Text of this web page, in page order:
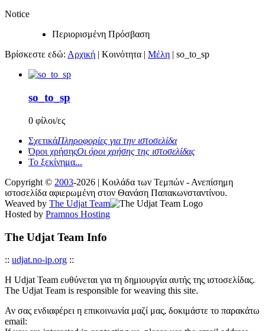
Notice
Περιορισμένη Πρόσβαση
Βρίσκεστε εδώ: Αρχική | Κοινότητα | Μέλη | so_to_sp
so_to_sp
0 φίλοι/ες
ΣχετικάΠληροφορίες για την ιστοσελίδα
Όροι χρήσηςΟι όροι χρήσης της ιστοσελίδας
Το ξεκίνημα...
Copyright © 2003-2026 | Κοιλάδα των Τεμπών - Ανεπίσημη
ιστοσελίδα αφιερωμένη στον Θανάση Παπακωνσταντίνου.
Weaved by The Udjat Team
Hosted by Pramnos Hosting
The Udjat Team Info
:: udjat.no-ip.org ::
Η Udjat Team ευθύνεται για τη δημιουργία αυτής της ιστοσελίδας.
The Udjat Team is responsible for weaving this site.
Αν σας ενδιαφέρει η επικοινωνία μαζί μας, δοκιμάστε το παρακάτω
email: